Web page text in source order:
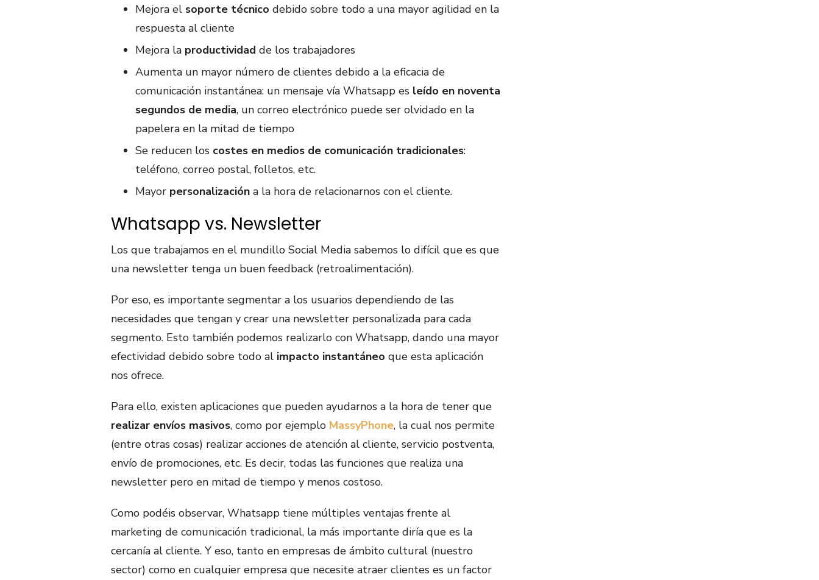
Mejora el soporte técnico debido sobre todo a una mayor agilidad en la
respuesta al cliente
Mejora la productividad de los trabajadores
Aumenta un mayor número de clientes debido a la eficacia de
comunicación instantánea: un mensaje vía Whatsapp es leído en noventa
segundos de media, un correo electrónico puede ser olvidado en la
papelera en la mitad de tiempo
Se reducen los costes en medios de comunicación tradicionales:
teléfono, correo postal, folletos, etc.
Mayor personalización a la hora de relacionarnos con el cliente.
Whatsapp vs. Newsletter
Los que trabajamos en el mundillo Social Media sabemos lo difícil que es que
una newsletter tenga un buen feedback (retroalimentación).
Por eso, es importante segmentar a los usuarios dependiendo de las
necesidades que tengan y crear una newsletter personalizada para cada
segmento. Esto también podemos realizarlo con Whatsapp, dando una mayor
efectividad debido sobre todo al impacto instantáneo que esta aplicación
nos ofrece.
Para ello, existen aplicaciones que pueden ayudarnos a la hora de tener que
realizar envíos masivos, como por ejemplo MassyPhone, la cual nos permite
(entre otras cosas) realizar acciones de atención al cliente, servicio postventa,
envío de promociones, etc. Es decir, todas las funciones que realiza una
newsletter pero en mitad de tiempo y menos costoso.
Como podéis observar, Whatsapp tiene múltiples ventajas frente al
marketing de comunicación tradicional, la más importante diría que es la
cercanía al cliente. Y eso, tanto en empresas de ámbito cultural (nuestro
sector) como en cualquier empresa que necesite atraer clientes es un factor